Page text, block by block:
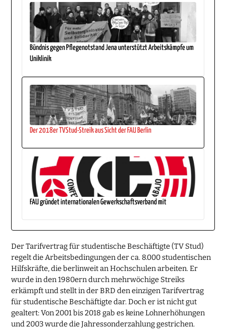
Bündnis gegen Pflegenotstand Jena unterstützt Arbeitskämpfe um
Uniklinik
Der 2018er TVStud-Streik aus Sicht der FAU Berlin
FAU gründet internationalen Gewerkschaftsverband mit
Der Tarifvertrag für studentische Beschäftigte (TV Stud)
regelt die Arbeitsbedingungen der ca. 8.000 studentischen
Hilfskräfte, die berlinweit an Hochschulen arbeiten. Er
wurde in den 1980ern durch mehrwöchige Streiks
erkämpft und stellt in der BRD den einzigen Tarifvertrag
für studentische Beschäftigte dar. Doch er ist nicht gut
gealtert: Von 2001 bis 2018 gab es keine Lohnerhöhungen
und 2003 wurde die Jahressonderzahlung gestrichen.